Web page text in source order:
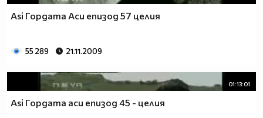
Asi Гордата Аси епизод 57 целия
55 289 21.11.2009
01:13:01
Asi Гордата аси епизод 45 - целия